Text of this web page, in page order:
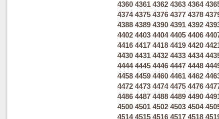
4360 4361 4362 4363 4364
4374 4375 4376 4377 4378
4388 4389 4390 4391 4392
4402 4403 4404 4405 4406
4416 4417 4418 4419 4420
4430 4431 4432 4433 4434
4444 4445 4446 4447 4448
4458 4459 4460 4461 4462
4472 4473 4474 4475 4476
4486 4487 4488 4489 4490
4500 4501 4502 4503 4504
4514 4515 4516 4517 4518